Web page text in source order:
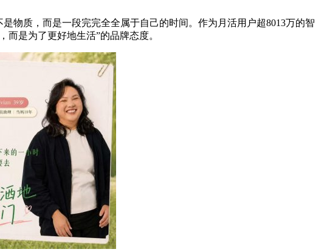
质，而是一段完完全全属于自己的时间。作为月活用户超8013万的智
是为了更好地生活”的品牌态度。